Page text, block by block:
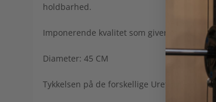
holdbarhed.
Imponerende kvalitet som giver et stærkt
Diameter: 45 CM
Tykkelsen på de forskellige Urethane Pro